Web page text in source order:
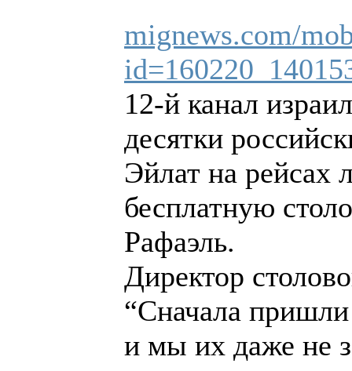
mignews.com/
12-й канал
десятки
Эйлат на рейсах
бесплатную
Рафаэль.
Директор
“Сначала пришли
и мы их даже не